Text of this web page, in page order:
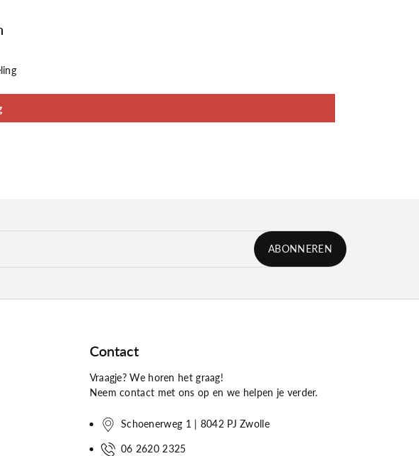
ABONNEREN
Contact
Vraagje? We horen het graag!
Neem contact met ons op en we helpen je verder.
Schoenerweg 1 | 8042 PJ Zwolle
06 2620 2325